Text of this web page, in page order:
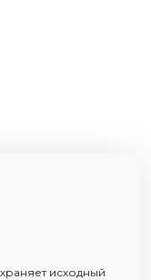
исходный